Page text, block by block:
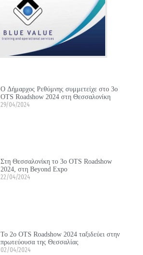
Ο Δήμαρχος Ρεθύμνης συμμετείχε στο 3ο
OTS Roadshow 2024 στη Θεσσαλονίκη
29/04/2024
Στη Θεσσαλονίκη το 3ο OTS Roadshow
2024, στη Beyond Expo
22/04/2024
Το 2ο OTS Roadshow 2024 ταξιδεύει στην
πρωτεύουσα της Θεσσαλίας
02/04/2024